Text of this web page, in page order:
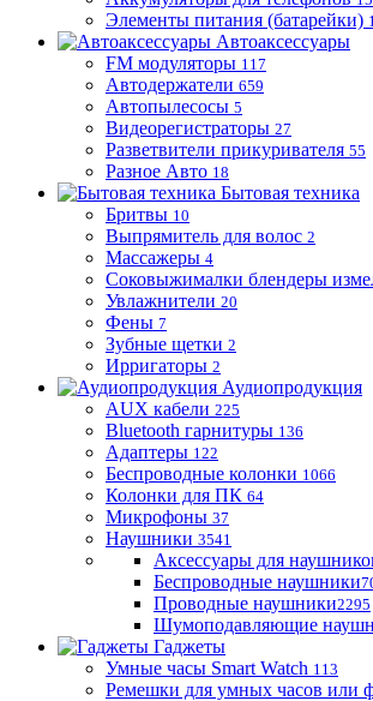
Элементы питания (батарейки)
Автоаксессуары
FM модуляторы 117
Автодержатели 659
Автопылесосы 5
Видеорегистраторы 27
Разветвители прикуривателя 55
Разное Авто 18
Бытовая техника
Бритвы 10
Выпрямитель для волос 2
Массажеры 4
Соковыжималки блендеры
Увлажнители 20
Фены 7
Зубные щетки 2
Ирригаторы 2
Аудиопродукция
AUX кабели 225
Bluetooth гарнитуры 136
Адаптеры 122
Беспроводные колонки 1066
Колонки для ПК 64
Микрофоны 37
Наушники 3541
Аксессуары для
Беспроводные наушники
Проводные наушники2295
Шумоподавляющие
Гаджеты
Умные часы Smart Watch 113
Ремешки для умных часов или